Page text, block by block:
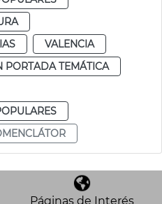
VALENCIA
PORTADA TEMÁTICA
Páginas de Interés